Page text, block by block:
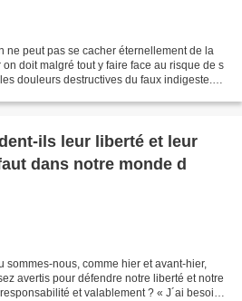
ne peut pas se cacher éternellement de la
doit malgré tout y faire face au risque de s
douleurs destructives du faux indigeste.
ils leur liberté et leur
dans notre monde d
sommes-nous, comme hier et avant-hier,
avertis pour défendre notre liberté et notre
et valablement ? « J´ai besoin